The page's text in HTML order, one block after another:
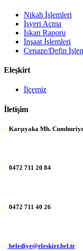
Nikah İşlemleri
İşyeri Açma
İskan Raporu
İnşaat İşlemleri
Cenaze/Defin
Eleşkirt
İlçemiz
İletişim
: Karşıyaka Mh.
: 0472 711 20 84
: 0472 711 40 26
: belediye@eleskirt.bel.tr